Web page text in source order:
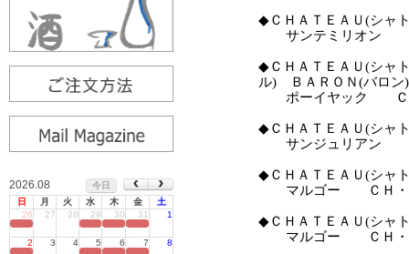
2026.08
今日
日
月 火 水 木 金
土
26
27 28 29 30 31 1
2 3 4 5 6 7 8